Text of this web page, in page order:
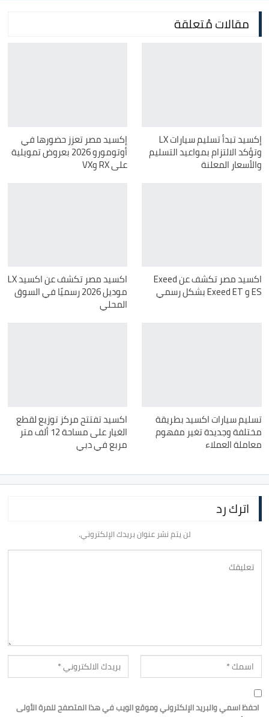
مقالات مُتعلقة
إكسيد تبدأ تسليم سيارات LX
وتؤكد الالتزام بمواعيد التسليم
والأسعار المعلنة
إكسيد مصر تعزز حضورها في
أوتومورو 2026 بعروض تمويلية
على RX وVX
اكسيد مصر تكشف عن Exeed
ES و Exeed ET بشكل رسمي
اكسيد مصر تكشف عن اكسيد LX
موديل 2026 رسميًا في السوق
المحلي
تسليم سيارات اكسيد بطريقة
مختلفة وجديدة تغير مفهوم
معاملة العملاء
اكسيد تفتتح مركز توزيع لقطع
الغيار على مساحة 12 ألف متر
مربع في دبي
اترك رد
لن يتم نشر عنوان بريدك الإلكتروني.
احفظ اسمي والبريد الإلكتروني وموقع الويب في هذا المتصفح للمرة الأولى